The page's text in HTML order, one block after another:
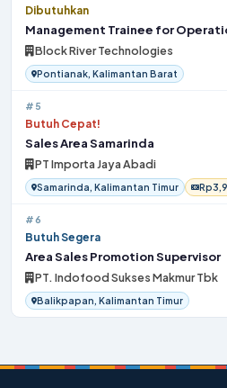
Dibutuhkan
Management Trainee for
Block River Technologies
Pontianak, Kalimantan Barat
#5
Butuh Cepat!
Sales Area Samarinda
PT Importa Jaya Abadi
Samarinda, Kalimantan Timur
#6
Butuh Segera
Area Sales Promotion Supervisor
PT. Indofood Sukses Makmur Tbk
Balikpapan, Kalimantan Timur